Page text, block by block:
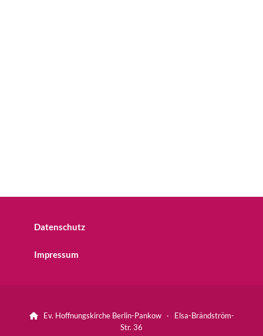
Datenschutz
Impressum
Ev. Hoffnungskirche Berlin-Pankow · Elsa-Brändström-
Str. 36